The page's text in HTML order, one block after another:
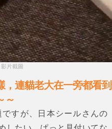
影片截圖
連貓老大在一旁都看到
～
すが、日本シールさんの